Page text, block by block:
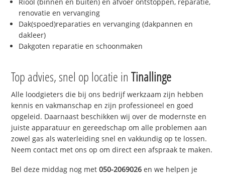
Riool (binnen en buiten) en afvoer ontstoppen, reparatie,
renovatie en vervanging
Dak(spoed)reparaties en vervanging (dakpannen en
dakleer)
Dakgoten reparatie en schoonmaken
Top advies, snel op locatie inTinallinge
Alle loodgieters die bij ons bedrijf werkzaam zijn hebben
kennis en vakmanschap en zijn professioneel en goed
opgeleid. Daarnaast beschikken wij over de modernste en
juiste apparatuur en gereedschap om alle problemen aan
zowel gas als waterleiding snel en vakkundig op te lossen.
Neem contact met ons op om direct een afspraak te maken.
Bel deze middag nog met050-2069026 en we helpen je